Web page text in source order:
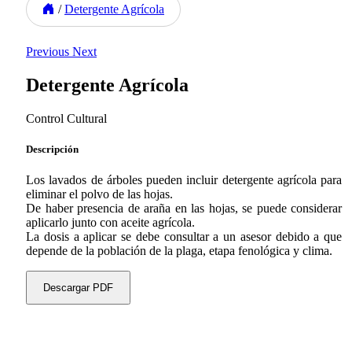
/ Detergente Agrícola
Previous Next
Detergente Agrícola
Control Cultural
Descripción
Los lavados de árboles pueden incluir detergente agrícola para
eliminar el polvo de las hojas.
De haber presencia de araña en las hojas, se puede considerar
aplicarlo junto con aceite agrícola.
La dosis a aplicar se debe consultar a un asesor debido a que
depende de la población de la plaga, etapa fenológica y clima.
Descargar PDF